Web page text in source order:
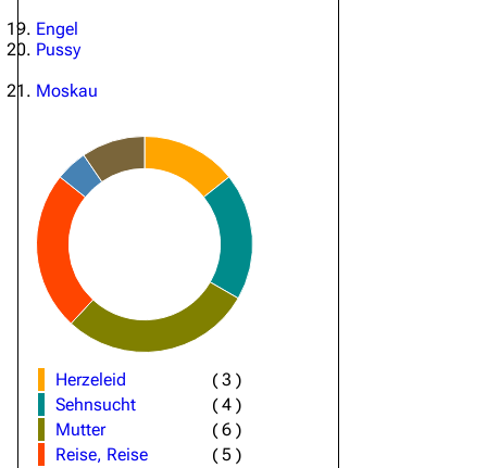
Engel
Pussy
Moskau
Herzeleid (3 )
Sehnsucht
(4 )
Mutter
(6 )
Reise, Reise
(5 )